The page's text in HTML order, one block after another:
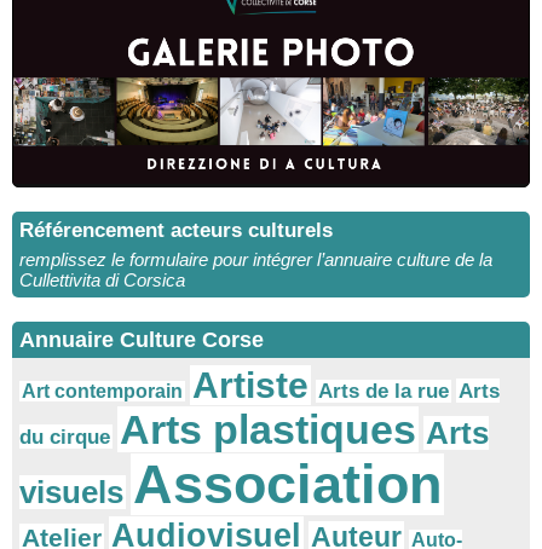
Référencement acteurs culturels
remplissez le formulaire pour intégrer l’annuaire culture de la
Cullettivita di Corsica
Annuaire Culture Corse
Art contemporain Artiste Arts de la rue Arts
du cirque Arts plastiques Arts
visuels Association
Atelier Audiovisuel Auteur Auto-